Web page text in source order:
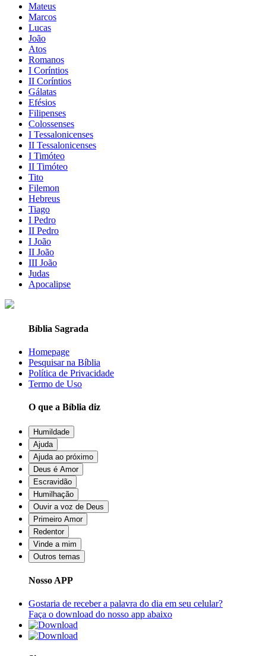
Mateus
Marcos
Lucas
João
Atos
Romanos
I Coríntios
II Coríntios
Gálatas
Efésios
Filipenses
Colossenses
I Tessalonicenses
II Tessalonicenses
I Timóteo
II Timóteo
Tito
Filemon
Hebreus
Tiago
I Pedro
II Pedro
I João
II João
III João
Judas
Apocalipse
Bíblia Sagrada
Homepage
Pesquisar na Bíblia
Política de Privacidade
Termo de Uso
O que a Bíblia diz
Humildade
Ajuda
Ajuda ao próximo
Deus é Amor
Escravidão
Humilhação
Ouvir a voz de Deus
Primeiro Amor
Redentor
Vinde a mim
Outros temas
Nosso APP
Gostaria de receber a palavra do dia em seu celular?
Faça o download do nosso app abaixo